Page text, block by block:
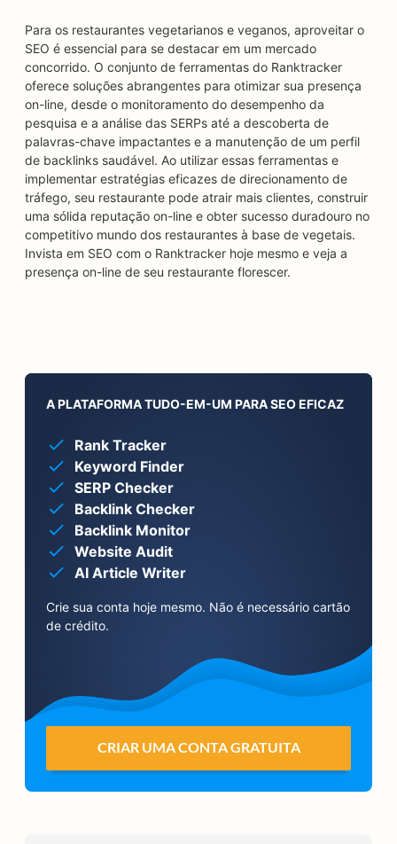
Para os restaurantes vegetarianos e veganos, aproveitar o
SEO é essencial para se destacar em um mercado
concorrido. O conjunto de ferramentas do Ranktracker
oferece soluções abrangentes para otimizar sua presença
on-line, desde o monitoramento do desempenho da
pesquisa e a análise das SERPs até a descoberta de
palavras-chave impactantes e a manutenção de um perfil
de backlinks saudável. Ao utilizar essas ferramentas e
implementar estratégias eficazes de direcionamento de
tráfego, seu restaurante pode atrair mais clientes, construir
uma sólida reputação on-line e obter sucesso duradouro no
competitivo mundo dos restaurantes à base de vegetais.
Invista em SEO com o Ranktracker hoje mesmo e veja a
presença on-line de seu restaurante florescer.
A PLATAFORMA TUDO-EM-UM PARA SEO EFICAZ
Rank Tracker
Keyword Finder
SERP Checker
Backlink Checker
Backlink Monitor
Website Audit
AI Article Writer
Crie sua conta hoje mesmo. Não é necessário cartão
de crédito.
CRIAR UMA CONTA GRATUITA